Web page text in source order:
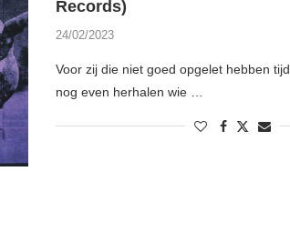
Records)
24/02/2023
Voor zij die niet goed opgelet hebben
nog even herhalen wie …